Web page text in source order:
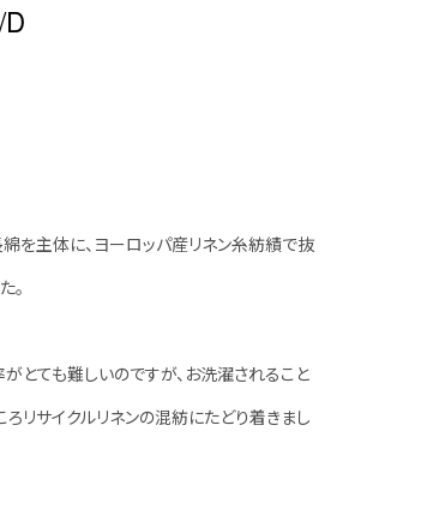
を主体に、ヨーロッパ産リネン糸紡績で抜
。
とても難しいのですが、お洗濯されること
リサイクルリネンの混紡にたどり着きまし